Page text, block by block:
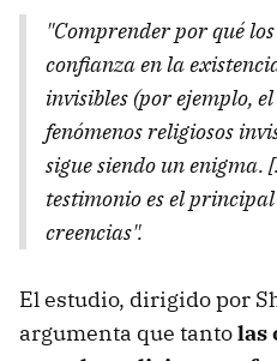
"Comprender por qué
confianza en la
invisibles (por ejemplo,
fenómenos religiosos
sigue siendo un
testimonio es el
creencias".
El estudio, dirigido por
argumenta que tantolas